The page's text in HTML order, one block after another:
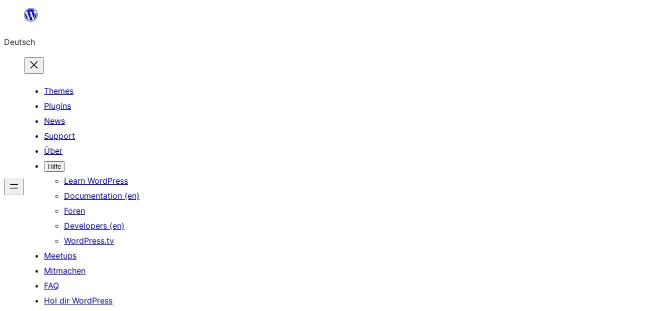
springen
Deutsch
Themes
Plugins
News
Support
Über
Hilfe
Learn WordPress
Documentation (en)
Foren
Developers (en)
WordPress.tv
Meetups
Mitmachen
FAQ
Hol dir WordPress